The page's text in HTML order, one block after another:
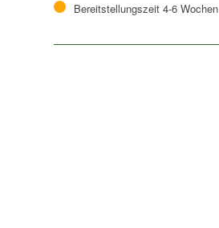
Bereitstellungszeit 4-6 Wochen